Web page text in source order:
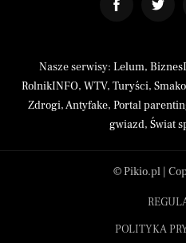
Nasze serwisy: Lelum,
RolnikINFO, WTV, Turyści,
Zdrogi,Antyfake, Portal
gwiazd, Świat
© Pikio.pl |
POLITYKA